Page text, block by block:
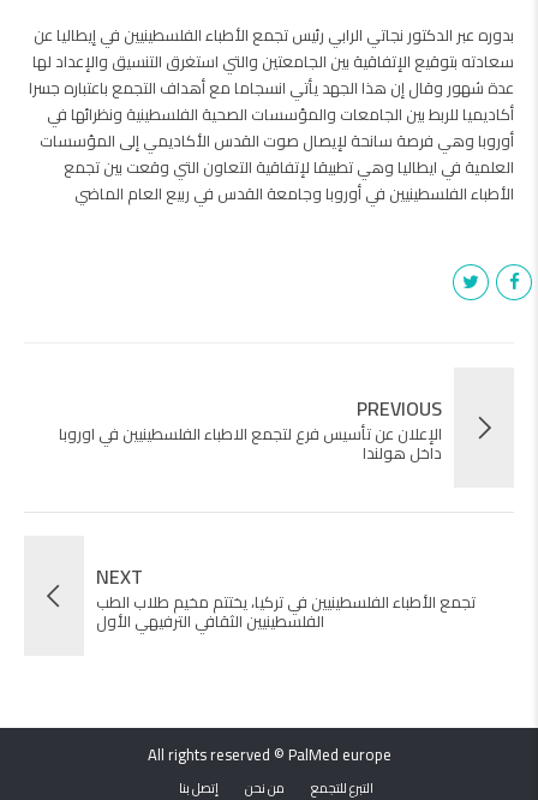
بدوره عبر الدكتور نجاتي الرابي رئيس تجمع الأطباء الفلسطينيين في إيطاليا عن
سعادته بتوقيع الإتفاقية بين الجامعتين والتي استغرق التنسيق والإعداد لها
عدة شهور وقال إن هذا الجهد يأتي انسجاما مع أهداف التجمع باعتباره جسرا
أكاديميا للربط بين الجامعات والمؤسسات الصحية الفلسطينية ونظرائها في
أوروبا وهي فرصة سانحة لإيصال صوت القدس الأكاديمي إلى المؤسسات
العلمية في ايطاليا وهي تطبيقا لإتفاقية التعاون التي وقعت بين تجمع
الأطباء الفلسطينيين في أوروبا وجامعة القدس في ربيع العام الماضي
PREVIOUS
الإعلان عن تأسيس فرع لتجمع الاطباء الفلسطينيين في اوروبا
داخل هولندا
NEXT
تجمع الأطباء الفلسطينيين في تركيا، يختتم مخيم طلاب الطب
الفلسطينيين الثقافي الترفيهي الأول
All rights reserved © PalMed europe
التبرع للتجمع من نحن إتصل بنا